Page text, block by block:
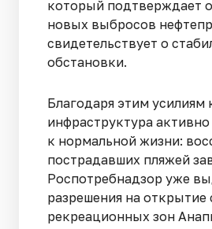
который подтверждает
новых выбросов
свидетельствует о
обстановки.
Благодаря этим усилиям
инфраструктура
к нормальной жизни:
пострадавших пляжей
Роспотребнадзор уже
разрешения на открытие
рекреационных зон